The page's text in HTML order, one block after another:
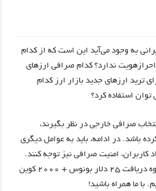
به وجود می‌آید این است که از کدام
ندارد؟ کدام صرافی ارزهای
ترید ارزهای جدید بازار ارز کدام
استفاده کرد؟
صرافی خارجی در نظر بگیرند،
باشد. در ادامه، باید به عوامل دیگری
کاربران، امنیت صرافی نیز توجه کنند.
در این مقاله آموزش صرافی MEXC و نحوه دریافت ۲۵ دلار بونوس + ۲۰۰۰ کوین
با ما همراه باشید!